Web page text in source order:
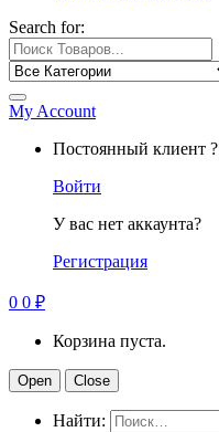
Search for:
My Account
Постоянный клиент ?
Войти
У вас нет аккаунта?
Регистрация
0 0 ₽
Корзина пуста.
Open Close
Найти: